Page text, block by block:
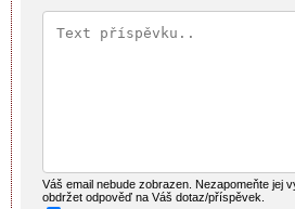
Váš email nebude zobrazen. Nezapomeňte jej
obdržet odpověď na Váš dotaz/příspěvek.